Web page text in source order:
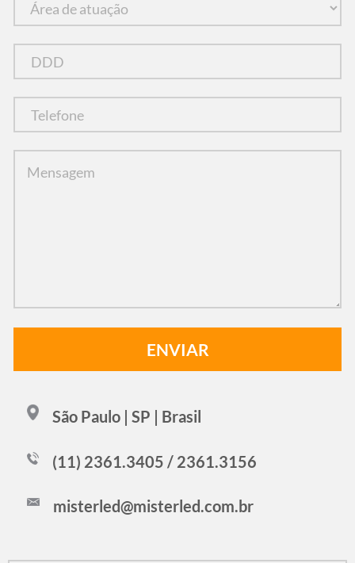
São Paulo | SP | Brasil
(11) 2361.3405 / 2361.3156
misterled@misterled.com.br